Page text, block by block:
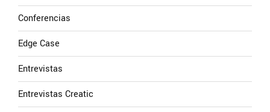
Conferencias
Edge Case
Entrevistas
Entrevistas Creatic